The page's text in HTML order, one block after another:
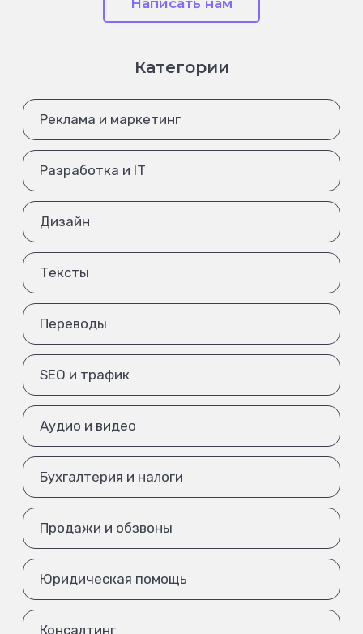
Категории
Реклама и маркетинг
Разработка и IT
Дизайн
Тексты
Переводы
SEO и трафик
Аудио и видео
Бухгалтерия и налоги
Продажи и обзвоны
Юридическая помощь
Консалтинг